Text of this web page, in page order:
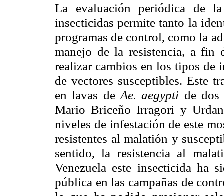
La evaluación periódica de
insecticidas permite tanto la
programas de control, como la
manejo de la resistencia, a fin
realizar cambios en los tipos de
de vectores susceptibles. Este
en lavas deAe. aegypti de
Mario Briceño Irragori y
niveles de infestación de este
resistentes al malatión y
sentido, la resistencia al
Venezuela este insecticida ha
pública en las campañas de